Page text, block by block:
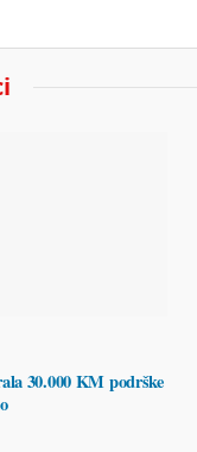
30.000 KM podrške